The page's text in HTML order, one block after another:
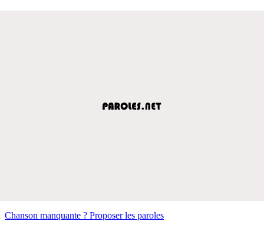
Chanson manquante ? Proposer les paroles